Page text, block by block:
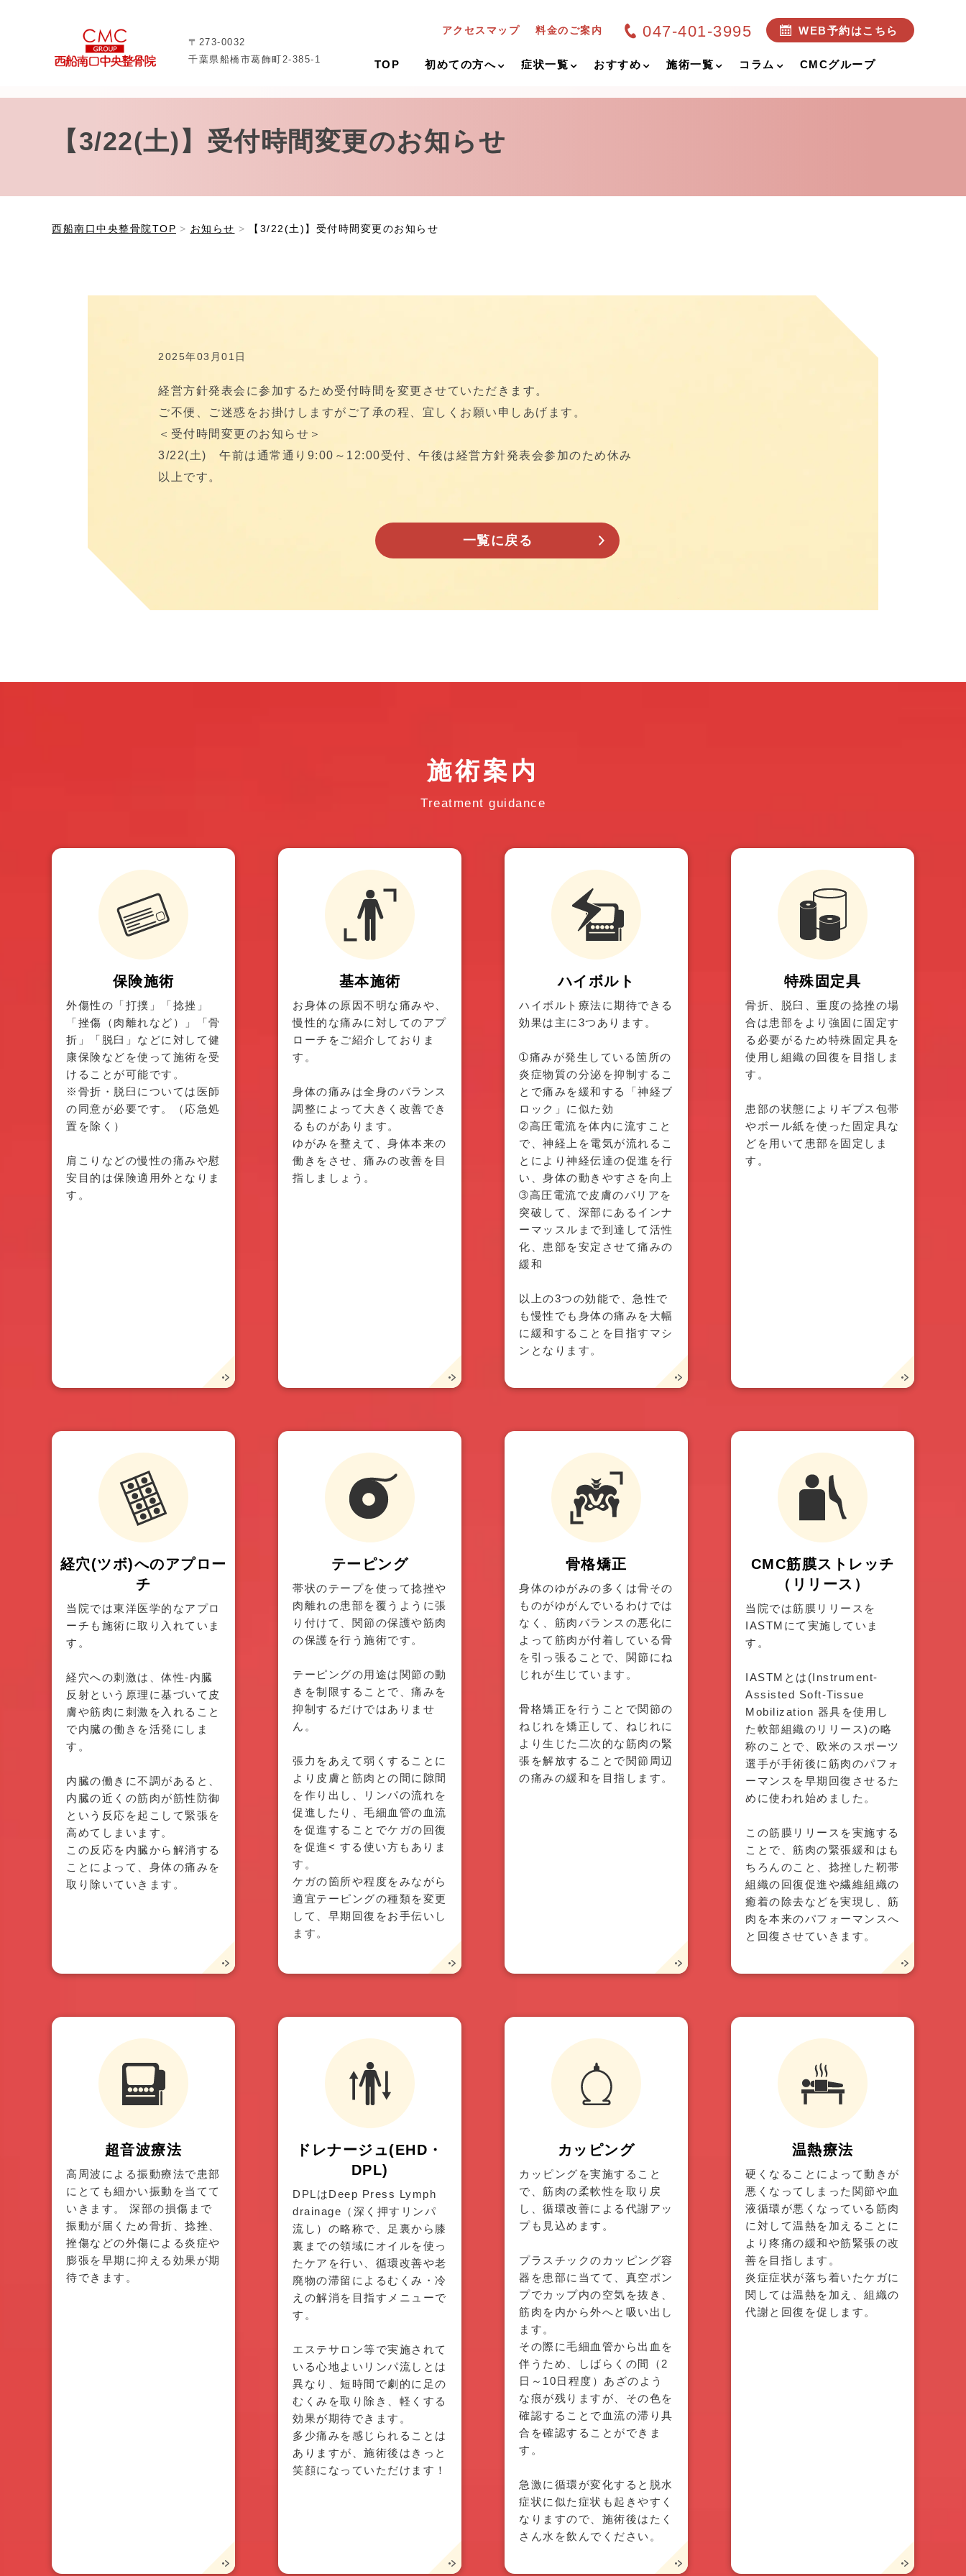
〒273-0032
千葉県船橋市葛飾町2-385-1
アクセスマップ 料金のご案内 047-401-3995 WEB予約はこちら
TOP 初めての方へ 症状一覧 おすすめ 施術一覧 コラム CMCグループ
【3/22(土)】受付時間変更のお知らせ
西船南口中央整骨院TOP お知らせ 【3/22(土)】受付時間変更のお知らせ
2025年03月01日
経営方針発表会に参加するため受付時間を変更させていただきます。
ご不便、ご迷惑をお掛けしますがご了承の程、宜しくお願い申しあげます。
＜受付時間変更のお知らせ＞
3/22(土) 午前は通常通り9:00～12:00受付、午後は経営方針発表会参加のため休み
以上です。
一覧に戻る
施術案内
Treatment guidance
保険施術
外傷性の「打撲」「捻挫」
「挫傷（肉離れなど）」「骨
折」「脱臼」などに対して健
康保険などを使って施術を受
けることが可能です。
※骨折・脱臼については医師
の同意が必要です。（応急処
置を除く）
肩こりなどの慢性の痛みや慰
安目的は保険適用外となりま
す。
基本施術
お身体の原因不明な痛みや、
慢性的な痛みに対してのアプ
ローチをご紹介しておりま
す。
身体の痛みは全身のバランス
調整によって大きく改善でき
るものがあります。
ゆがみを整えて、身体本来の
働きをさせ、痛みの改善を目
指しましょう。
ハイボルト
ハイボルト療法に期待できる
効果は主に3つあります。
➀痛みが発生している箇所の
炎症物質の分泌を抑制するこ
とで痛みを緩和する「神経ブ
ロック」に似た効
➁高圧電流を体内に流すこと
で、神経上を電気が流れるこ
とにより神経伝達の促進を行
い、身体の動きやすさを向上
➂高圧電流で皮膚のバリアを
突破して、深部にあるインナ
ーマッスルまで到達して活性
化、患部を安定させて痛みの
緩和
以上の3つの効能で、急性で
も慢性でも身体の痛みを大幅
に緩和することを目指すマシ
ンとなります。
特殊固定具
骨折、脱臼、重度の捻挫の場
合は患部をより強固に固定す
る必要がるため特殊固定具を
使用し組織の回復を目指しま
す。
患部の状態によりギプス包帯
やボール紙を使った固定具な
どを用いて患部を固定しま
す。
経穴(ツボ)へのアプロー
チ
当院では東洋医学的なアプロ
ーチも施術に取り入れていま
す。
経穴への刺激は、体性-内臓
反射という原理に基づいて皮
膚や筋肉に刺激を入れること
で内臓の働きを活発にしま
す。
内臓の働きに不調があると、
内臓の近くの筋肉が筋性防御
という反応を起こして緊張を
高めてしまいます。
この反応を内臓から解消する
ことによって、身体の痛みを
取り除いていきます。
テーピング
帯状のテープを使って捻挫や
肉離れの患部を覆うように張
り付けて、関節の保護や筋肉
の保護を行う施術です。
テーピングの用途は関節の動
きを制限することで、痛みを
抑制するだけではありませ
ん。
張力をあえて弱くすることに
より皮膚と筋肉との間に隙間
を作り出し、リンパの流れを
促進したり、毛細血管の血流
を促進することでケガの回復
を促進< する使い方もありま
す。
ケガの箇所や程度をみながら
適宜テーピングの種類を変更
して、早期回復をお手伝いし
ます。
骨格矯正
身体のゆがみの多くは骨その
ものがゆがんでいるわけでは
なく、筋肉バランスの悪化に
よって筋肉が付着している骨
を引っ張ることで、関節にね
じれが生じています。
骨格矯正を行うことで関節の
ねじれを矯正して、ねじれに
より生じた二次的な筋肉の緊
張を解放することで関節周辺
の痛みの緩和を目指します。
CMC筋膜ストレッチ
（リリース）
当院では筋膜リリースを
IASTMにて実施していま
す。
IASTMとは(Instrument-
Assisted Soft-Tissue
Mobilization 器具を使用し
た軟部組織のリリース)の略
称のことで、欧米のスポーツ
選手が手術後に筋肉のパフォ
ーマンスを早期回復させるた
めに使われ始めました。
この筋膜リリースを実施する
ことで、筋肉の緊張緩和はも
ちろんのこと、捻挫した靭帯
組織の回復促進や繊維組織の
癒着の除去などを実現し、筋
肉を本来のパフォーマンスへ
と回復させていきます。
超音波療法
高周波による振動療法で患部
にとても細かい振動を当てて
いきます。 深部の損傷まで
振動が届くため骨折、捻挫、
挫傷などの外傷による炎症や
膨張を早期に抑える効果が期
待できます。
ドレナージュ(EHD・
DPL)
DPLはDeep Press Lymph
drainage（深く押すリンパ
流し）の略称で、足裏から膝
裏までの領域にオイルを使っ
たケアを行い、循環改善や老
廃物の滞留によるむくみ・冷
えの解消を目指すメニューで
す。
エステサロン等で実施されて
いる心地よいリンパ流しとは
異なり、短時間で劇的に足の
むくみを取り除き、軽くする
効果が期待できます。
多少痛みを感じられることは
ありますが、施術後はきっと
笑顔になっていただけます！
カッピング
カッピングを実施すること
で、筋肉の柔軟性を取り戻
し、循環改善による代謝アッ
プも見込めます。
プラスチックのカッピング容
器を患部に当てて、真空ポン
プでカップ内の空気を抜き、
筋肉を内から外へと吸い出し
ます。
その際に毛細血管から出血を
伴うため、しばらくの間（2
日～10日程度）あざのよう
な痕が残りますが、その色を
確認することで血流の滞り具
合を確認することができま
す。
急激に循環が変化すると脱水
症状に似た症状も起きやすく
なりますので、施術後はたく
さん水を飲んでください。
温熱療法
硬くなることによって動きが
悪くなってしまった関節や血
液循環が悪くなっている筋肉
に対して温熱を加えることに
より疼痛の緩和や筋緊張の改
善を目指します。
炎症症状が落ち着いたケガに
関しては温熱を加え、組織の
代謝と回復を促します。